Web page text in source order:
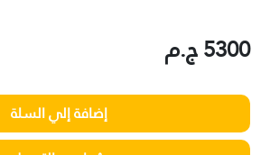
5300 ج.م